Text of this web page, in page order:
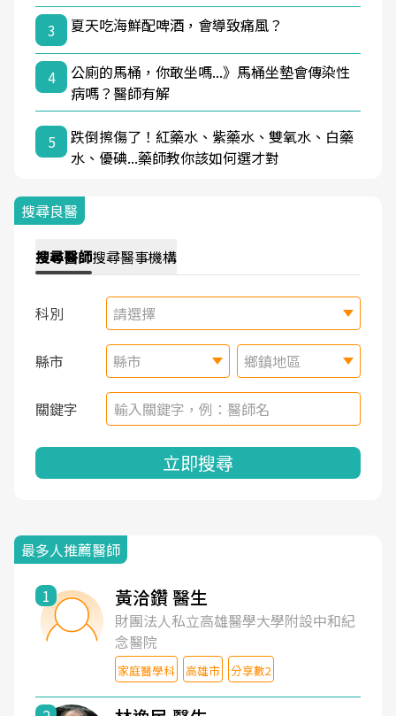
3
夏天吃海鮮配啤酒，會導致痛風？
4
公廁的馬桶，你敢坐嗎...》馬桶坐墊會傳染性
病嗎？醫師有解
5
跌倒擦傷了！紅藥水、紫藥水、雙氧水、白藥
水、優碘...藥師教你該如何選才對
搜尋良醫
搜尋醫師搜尋醫事機構
科別 請選擇
縣市 縣市 鄉鎮地區
關鍵字
立即搜尋
最多人推薦醫師
1 黃洽鑽 醫生
財團法人私立高雄醫學大學附設中和紀
念醫院
家庭醫學科 高雄市 分享數2